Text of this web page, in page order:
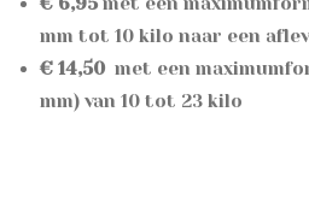
mm tot 10 kilo naar een
€ 14,50 met een
mm) van 10 tot 23 kilo